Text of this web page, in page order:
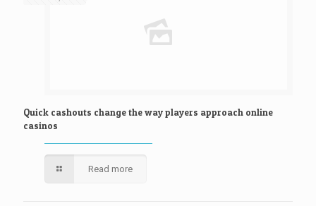
Quick cashouts change the way players approach online
casinos
Read more